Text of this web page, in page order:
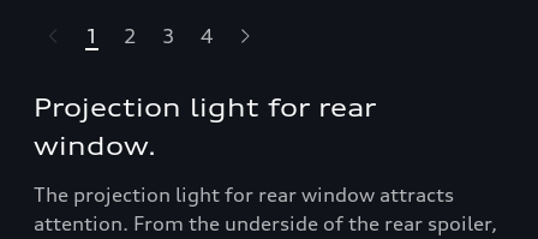
highlights.skipLinkText__
1 2 3 4
Projection light for rear
window.
The projection light for rear window attracts
attention. From the underside of the rear spoiler,